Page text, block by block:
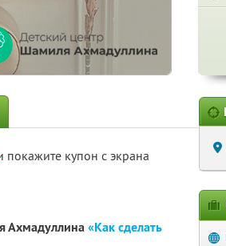
покажите купон с экрана
Ахмадуллина«Как сделать